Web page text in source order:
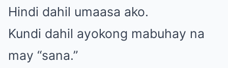
Hindi dahil umaasa ako.
Kundi dahil ayokong mabuhay na
may “sana.”